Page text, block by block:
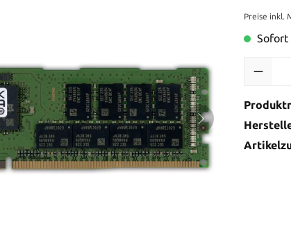
Preise inkl.
Sofort